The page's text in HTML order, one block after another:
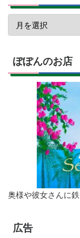
ぽぽんのお店
奥様や彼女さんに
広告